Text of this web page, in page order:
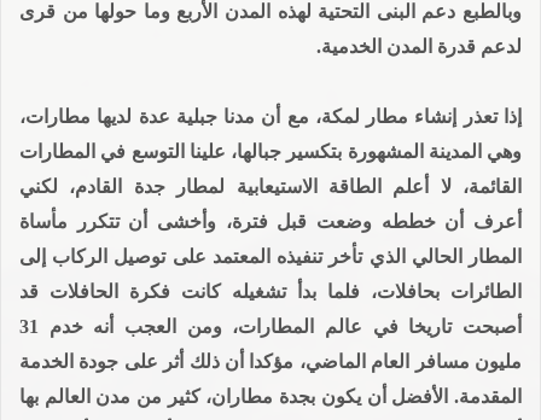
وبالطبع دعم البنى التحتية لهذه المدن الأربع وما حولها من قرى
لدعم قدرة المدن الخدمية.
إذا تعذر إنشاء مطار لمكة، مع أن مدنا جبلية عدة لديها مطارات،
وهي المدينة المشهورة بتكسير جبالها، علينا التوسع في المطارات
القائمة، لا أعلم الطاقة الاستيعابية لمطار جدة القادم، لكني
أعرف أن خططه وضعت قبل فترة، وأخشى أن تتكرر مأساة
المطار الحالي الذي تأخر تنفيذه المعتمد على توصيل الركاب إلى
الطائرات بحافلات، فلما بدأ تشغيله كانت فكرة الحافلات قد
أصبحت تاريخا في عالم المطارات، ومن العجب أنه خدم 31
مليون مسافر العام الماضي، مؤكدا أن ذلك أثر على جودة الخدمة
المقدمة. الأفضل أن يكون بجدة مطاران، كثير من مدن العالم بها